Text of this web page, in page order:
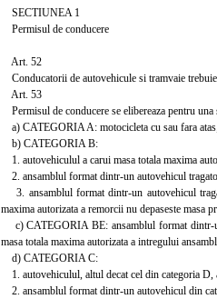
SECTIUNEA 1
Permisul de conducere
Art. 52
Conducatorii de autovehicule si tramvaie
Art. 53
Permisul de conducere se elibereaza pentru
a) CATEGORIA A: motocicleta cu sau fara
b) CATEGORIA B:
1. autovehiculul a carui masa totala maxima
2. ansamblul format dintr-un autovehicul
3. ansamblul format dintr-un autovehicul
maxima autorizata a remorcii nu depaseste masa
c) CATEGORIA BE: ansamblul format dintr-
masa totala maxima autorizata a intregului
d) CATEGORIA C:
1. autovehiculul, altul decat cel din categoria D,
2. ansamblul format dintr-un autovehicul din